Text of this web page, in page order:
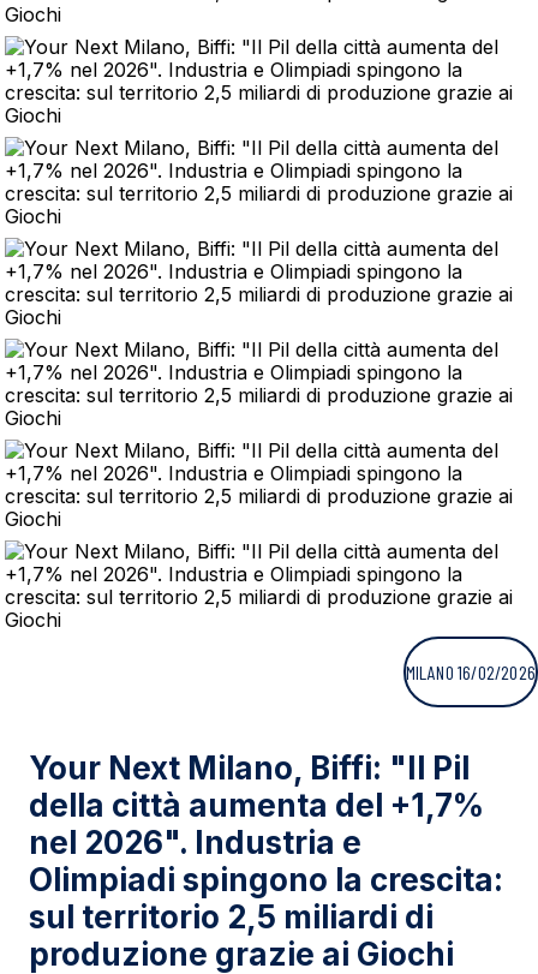
MILANO 16/02/2026
Your Next Milano, Biffi: "Il Pil
della città aumenta del +1,7%
nel 2026". Industria e
Olimpiadi spingono la crescita:
sul territorio 2,5 miliardi di
produzione grazie ai Giochi